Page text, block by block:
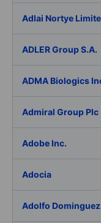
Adlai Nortye
ADLER Group S.A.
ADMA Biologics
Admiral Group Plc
Adobe Inc.
Adocia
Adolfo Dominguez